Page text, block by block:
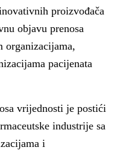
proizvođača
objavu prenosa
organizacijama,
pacijenata
vrijednosti je postići
industrije sa
i